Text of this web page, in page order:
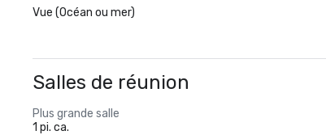
Vue (Océan ou mer)
Salles de réunion
Plus grande salle
1 pi. ca.